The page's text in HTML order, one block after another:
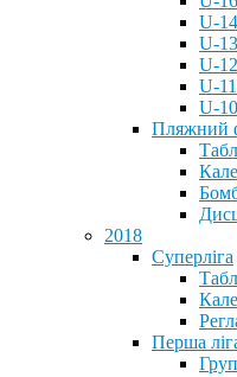
U-14
U-13
U-12
U-11
U-10
Пляжний
2018
Суперліга
Перша